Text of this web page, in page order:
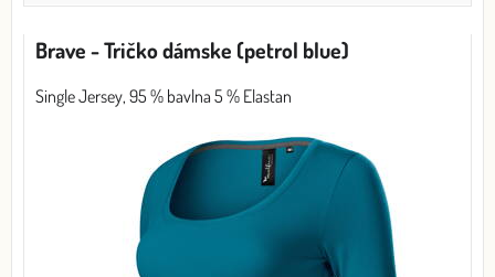
Brave - Tričko dámske (petrol blue)
Single Jersey, 95 % bavlna 5 % Elastan